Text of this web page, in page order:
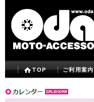
TOP ご利用案内